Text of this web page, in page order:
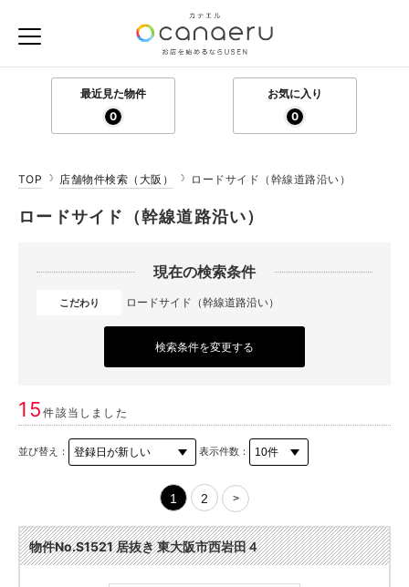
最近見た物件
0
お気に入り
0
TOP 店舗物件検索（大阪） ロードサイド（幹線道路沿い）
ロードサイド（幹線道路沿い）
現在の検索条件
こだわり ロードサイド（幹線道路沿い）
検索条件を変更する
15件該当しました
並び替え： 表示件数：
1 2 >
物件No.S1521 居抜き 東大阪市西岩田４